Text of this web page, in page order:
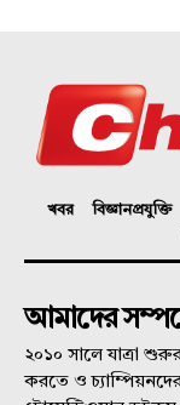
খবর বিজ্ঞানপ্রযুক্তি
আমাদের
২০১০ সালে যাত্রা
করতে ও